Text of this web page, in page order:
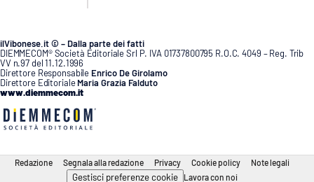
ilVibonese.it © – Dalla parte dei fatti
DIEMMECOM® Società Editoriale Srl P. IVA 01737800795 R.O.C. 4049 – Reg. Trib
VV n.97 del 11.12.1996
Direttore Responsabile Enrico De Girolamo
Direttore Editoriale Maria Grazia Falduto
www.diemmecom.it
Redazione Segnala alla redazione Privacy Cookie policy Note legali
Gestisci preferenze cookie Lavora con noi